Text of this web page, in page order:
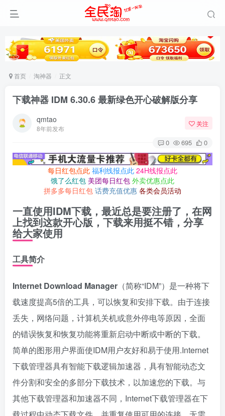
首页 淘神器 正文
下载神器 IDM 6.30.6 最新绿色开心破解版分享
qmtao
8年前发布
关注
0 695 0
每日红包点此 福利线报点此 24H线报点此
饿了么红包 美团每日红包 外卖优惠点此
拼多多每日红包 话费充值优惠 各类会员活动
一直使用IDM下载，最近总是要注册了，在网
上找到这款开心版，下载来用挺不错，分享
给大家使用
工具简介
Internet Download Manager （简称“IDM”）是一种将下
载速度提高5倍的工具，可以恢复和安排下载。由于连接
丢失，网络问题，计算机关机或意外停电等原因，全面
的错误恢复和恢复功能将重新启动中断或中断的下载。
简单的图形用户界面使IDM用户友好和易于使用.Internet
下载管理器具有智能下载逻辑加速器，具有智能动态文
件分割和安全的多部分下载技术，以加速您的下载。与
其他下载管理器和加速器不同，Internet下载管理器在下